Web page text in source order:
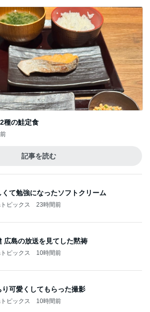
種の鮭定食
記事を読む
くて勉強になったソフトクリーム
ピックス 23時間前
広島の放送を見てした黙祷
ピックス 10時間前
り可愛くしてもらった撮影
ピックス 10時間前